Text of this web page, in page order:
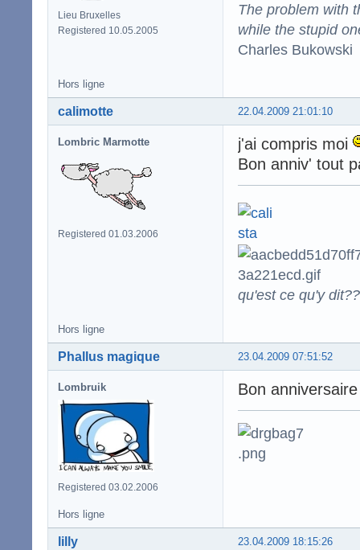
Lieu Bruxelles
Registered 10.05.2005
The problem with
while the stupid
Charles Bukowski
Hors ligne
22.04.2009 21:01:10
calimotte
Lombric Marmotte
Registered 01.03.2006
j'ai compris moi
Bon anniv' tout
qu'est ce qu'y
Hors ligne
23.04.2009 07:51:52
Phallus magique
Lombruik
Registered 03.02.2006
Bon
Hors ligne
23.04.2009 18:15:26
lilly